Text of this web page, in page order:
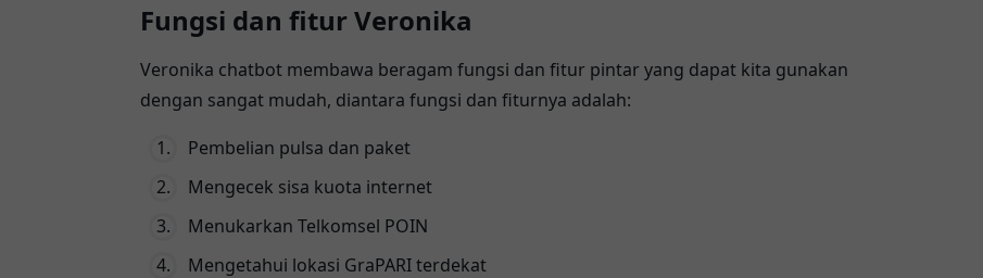
Fungsi dan fitur Veronika
Veronika chatbot membawa beragam fungsi dan fitur pintar yang dapat kita gunakan
dengan sangat mudah, diantara fungsi dan fiturnya adalah:
Pembelian pulsa dan paket
Mengecek sisa kuota internet
Menukarkan Telkomsel POIN
Mengetahui lokasi GraPARI terdekat